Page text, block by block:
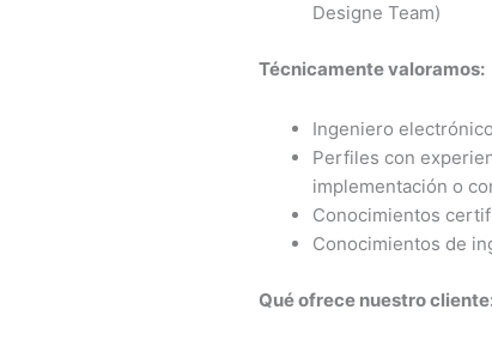
Designe Team)
Técnicamente valoramos:
Ingeniero
Perfiles con
implementación o
Conocimientos
Conocimientos de
Qué ofrece nuestro